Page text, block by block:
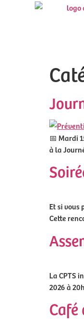
📅 Mardi
à la
Et si vous
Cette
La CPTS
2026 à
Café